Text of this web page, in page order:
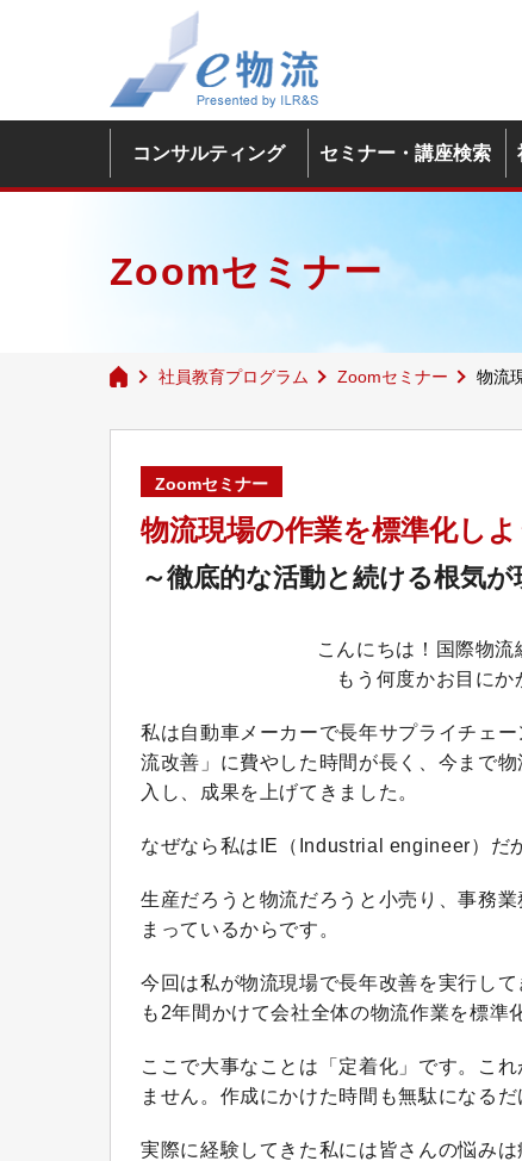
コンサルティング セミナー・講座検索
Zoomセミナー
社員教育プログラム Zoomセミナー 物流
Zoomセミナー
物流現場の作業を標準化しよ
～徹底的な活動と続ける根気
こんにちは！国際物流
もう何度かお目にか
私は自動車メーカーで長年サプライチェ
流改善」に費やした時間が長く、今まで
入し、成果を上げてきました。
なぜなら私はIE（Industrial engineer）だ
生産だろうと物流だろうと小売り、事務
まっているからです。
今回は私が物流現場で長年改善を実行し
も2年間かけて会社全体の物流作業を標準
ここで大事なことは「定着化」です。こ
ません。作成にかけた時間も無駄になるだ
実際に経験してきた私には皆さんの悩み